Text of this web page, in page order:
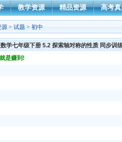
教学资源 精品资源 高考
源 > 试题 > 初中
学七年级下册 5.2 探索轴对称的性质 同步训
是赚到!